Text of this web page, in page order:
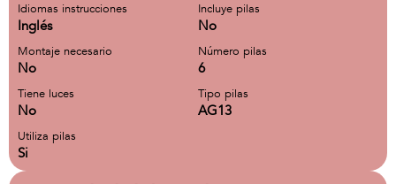
Idiomas instrucciones
Inglés
Incluye pilas
No
Montaje necesario
No
Número pilas
6
Tiene luces
No
Tipo pilas
AG13
Utiliza pilas
Si